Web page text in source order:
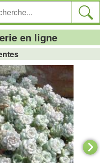
en ligne